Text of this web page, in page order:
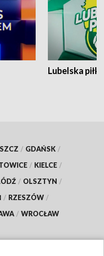
Lubelska piłka
/ GDAŃSK /
/ KIELCE /
/ OLSZTYN /
/ RZESZÓW /
/ WROCŁAW